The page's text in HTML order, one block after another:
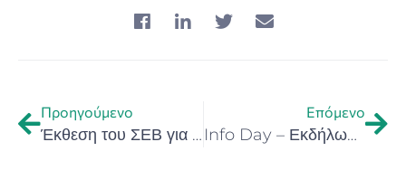
Προηγούμενο
Έκθεση του ΣΕΒ για το Ψηφιακό Μετασχηματισμό – Η Ελλάδα στην ευρωπαϊκή Ψηφιακή Δεκαετία
Επόμενο
Info Day – Εκδήλωση Ενημέρωσης για το Μαραθώνιο Καινοτομίας: Hackathon for Health and Wellness Crete 2024